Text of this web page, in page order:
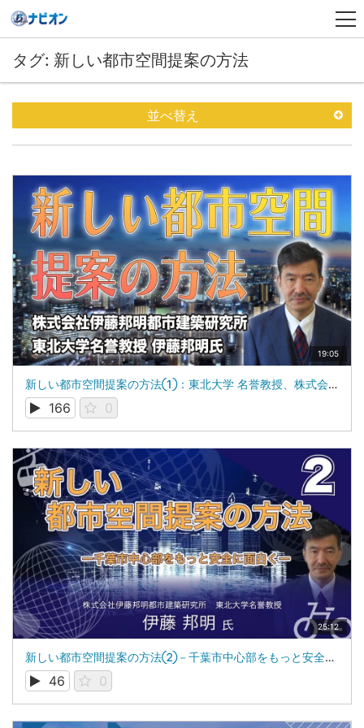
タグ: 新しい都市空間提案の方法
並べ替え
19:05
新しい都市空間提案の方法①：東北大学 名誉教授、株式会社伊藤邦明都市建築研究所 代表取締役：伊藤 邦明
166 0
25:12
新しい都市空間提案の方法②－千葉市中心部をもっと安全に面白く－：東北大学 名誉教授、株式会社伊藤邦明都市建築研究所 代表取締役：伊藤 邦明
46 0